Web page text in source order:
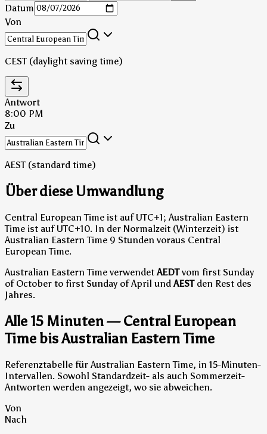
Datum
Von
CEST (daylight saving time)
Antwort
8:00 PM
Zu
AEST (standard time)
Über diese Umwandlung
Central European Time ist auf UTC+1; Australian Eastern
Time ist auf UTC+10. In der Normalzeit (Winterzeit) ist
Australian Eastern Time 9 Stunden voraus Central
European Time.
Australian Eastern Time verwendet AEDTvom first Sunday
of October to first Sunday of April und AESTden Rest des
Jahres.
Alle 15 Minuten — Central European
Time bis Australian Eastern Time
Referenztabelle für Australian Eastern Time, in 15-Minuten-
Intervallen. Sowohl Standardzeit- als auch Sommerzeit-
Antworten werden angezeigt, wo sie abweichen.
Von
Nach